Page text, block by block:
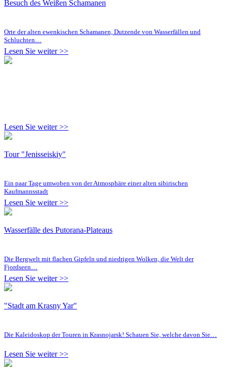
Besuch des Weißen Schamanen
Orte der alten ewenkischen Schamanen, Dutzende von Wasserfällen und
Schluchten…
Lesen Sie weiter >>
Lesen Sie weiter >>
Tour "Jenisseiskiy"
Ein paar Tage umwoben von der Atmosphäre einer alten sibirischen
Kaufmannsstadt
Lesen Sie weiter >>
Wasserfälle des Putorana-Plateaus
Die Bergwelt mit flachen Gipfeln und niedrigen Wolken, die Welt der
Fjordseen…
Lesen Sie weiter >>
"Stadt am Krasny Yar"
Die Kaleidoskop der Touren in Krasnojarsk! Schauen Sie, welche davon Sie…
Lesen Sie weiter >>